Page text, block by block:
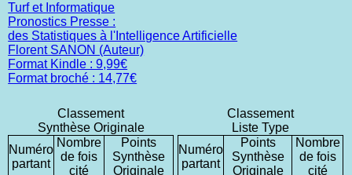
Turf et Informatique
Pronostics Presse :
des Statistiques à l'Intelligence Artificielle
Florent SANON (Auteur)
Format Kindle : 9,99€
Format broché : 14,77€
Classement
Synthèse Originale
Numéro
partant
Nombre
de fois
cité
Points
Synthèse
Originale
Classement
Liste Type
Numéro
partant
Points
Synthèse
Originale
Nombre
de fois
cité